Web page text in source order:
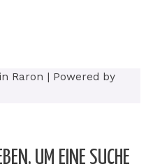
Raron | Powered by
UM EINE SUCHE